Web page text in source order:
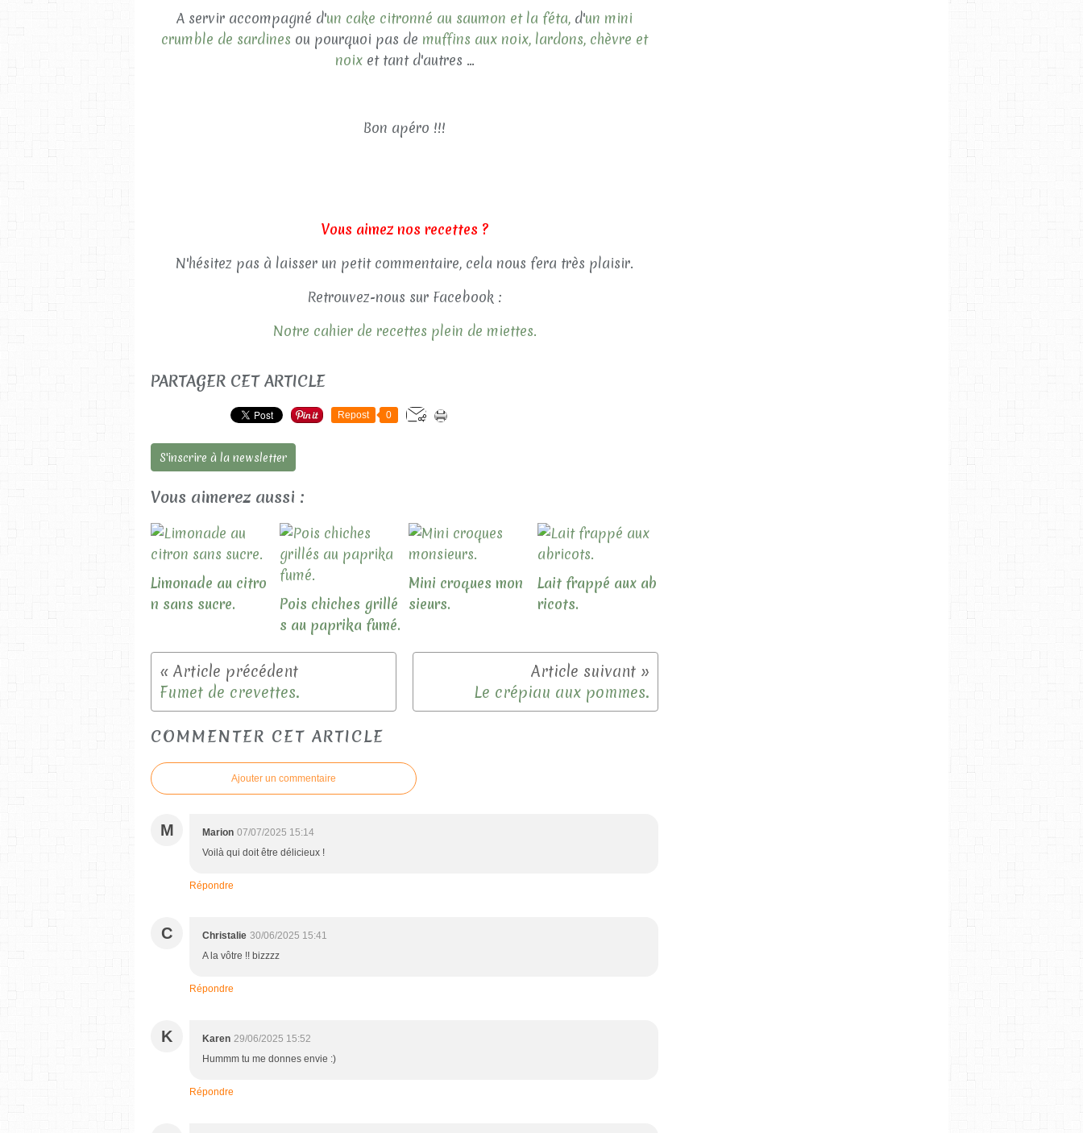
A servir accompagné d'un cake citronné au saumon et la féta, d'un mini
crumble de sardines ou pourquoi pas de muffins aux noix, lardons, chèvre et
noixet tant d'autres ...
Bon apéro !!!
Vous aimez nos recettes ?
N'hésitez pas à laisser un petit commentaire, cela nous fera très plaisir.
Retrouvez-nous sur Facebook :
Notre cahier de recettes plein de miettes.
PARTAGER CET ARTICLE
Repost 0
S'inscrire à la newsletter
Vous aimerez aussi :
Limonade au citro
n sans sucre.
Pois chiches grillé
s au paprika fumé.
Mini croques mon
sieurs.
Lait frappé aux ab
ricots.
Fumet de crevettes. Le crépiau aux pommes.
COMMENTER CET ARTICLE
Ajouter un commentaire
M Marion 07/07/2025 15:14
Voilà qui doit être délicieux !
Répondre
C Christalie 30/06/2025 15:41
A la vôtre !! bizzzz
Répondre
K Karen 29/06/2025 15:52
Hummm tu me donnes envie :)
Répondre